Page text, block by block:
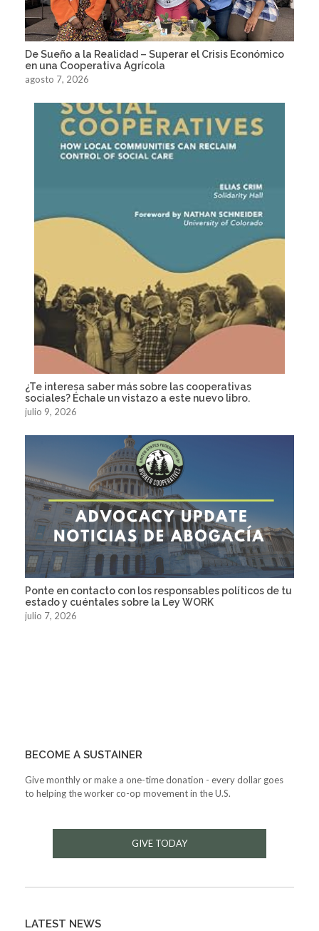
De Sueño a la Realidad – Superar el Crisis Económico
en una Cooperativa Agrícola
agosto 7, 2026
¿Te interesa saber más sobre las cooperativas
sociales? Échale un vistazo a este nuevo libro.
julio 9, 2026
Ponte en contacto con los responsables políticos de tu
estado y cuéntales sobre la Ley WORK
julio 7, 2026
BECOME A SUSTAINER
Give monthly or make a one-time donation - every dollar goes
to helping the worker co-op movement in the U.S.
GIVE TODAY
LATEST NEWS